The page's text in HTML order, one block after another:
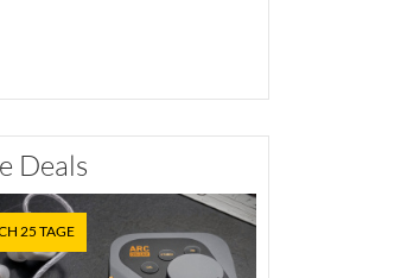
Deals
25 TAGE